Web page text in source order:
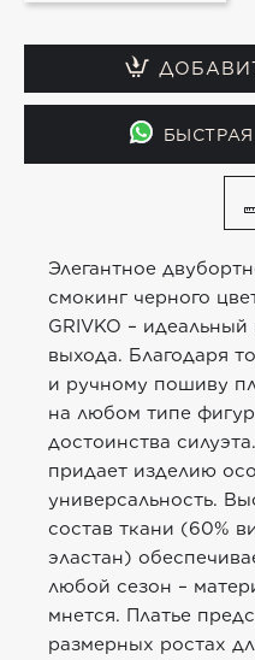
Элегантное
смокинг черного
GRIVKO –
выхода. Благодаря
и ручному пошиву
на любом типе
достоинства
придает изделию
универсальность.
состав ткани (60%
эластан)
любой сезон –
мнется. Платье
размерных ростах